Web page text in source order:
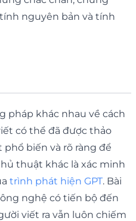
nguyên bản và tính
pháp khác nhau về cách
có thể đã được thảo
phổ biến và rõ ràng để
thuật khác là xác minh
trình phát hiện GPT. Bài
nghệ có tiến bộ đến
viết ra vẫn luôn chiếm